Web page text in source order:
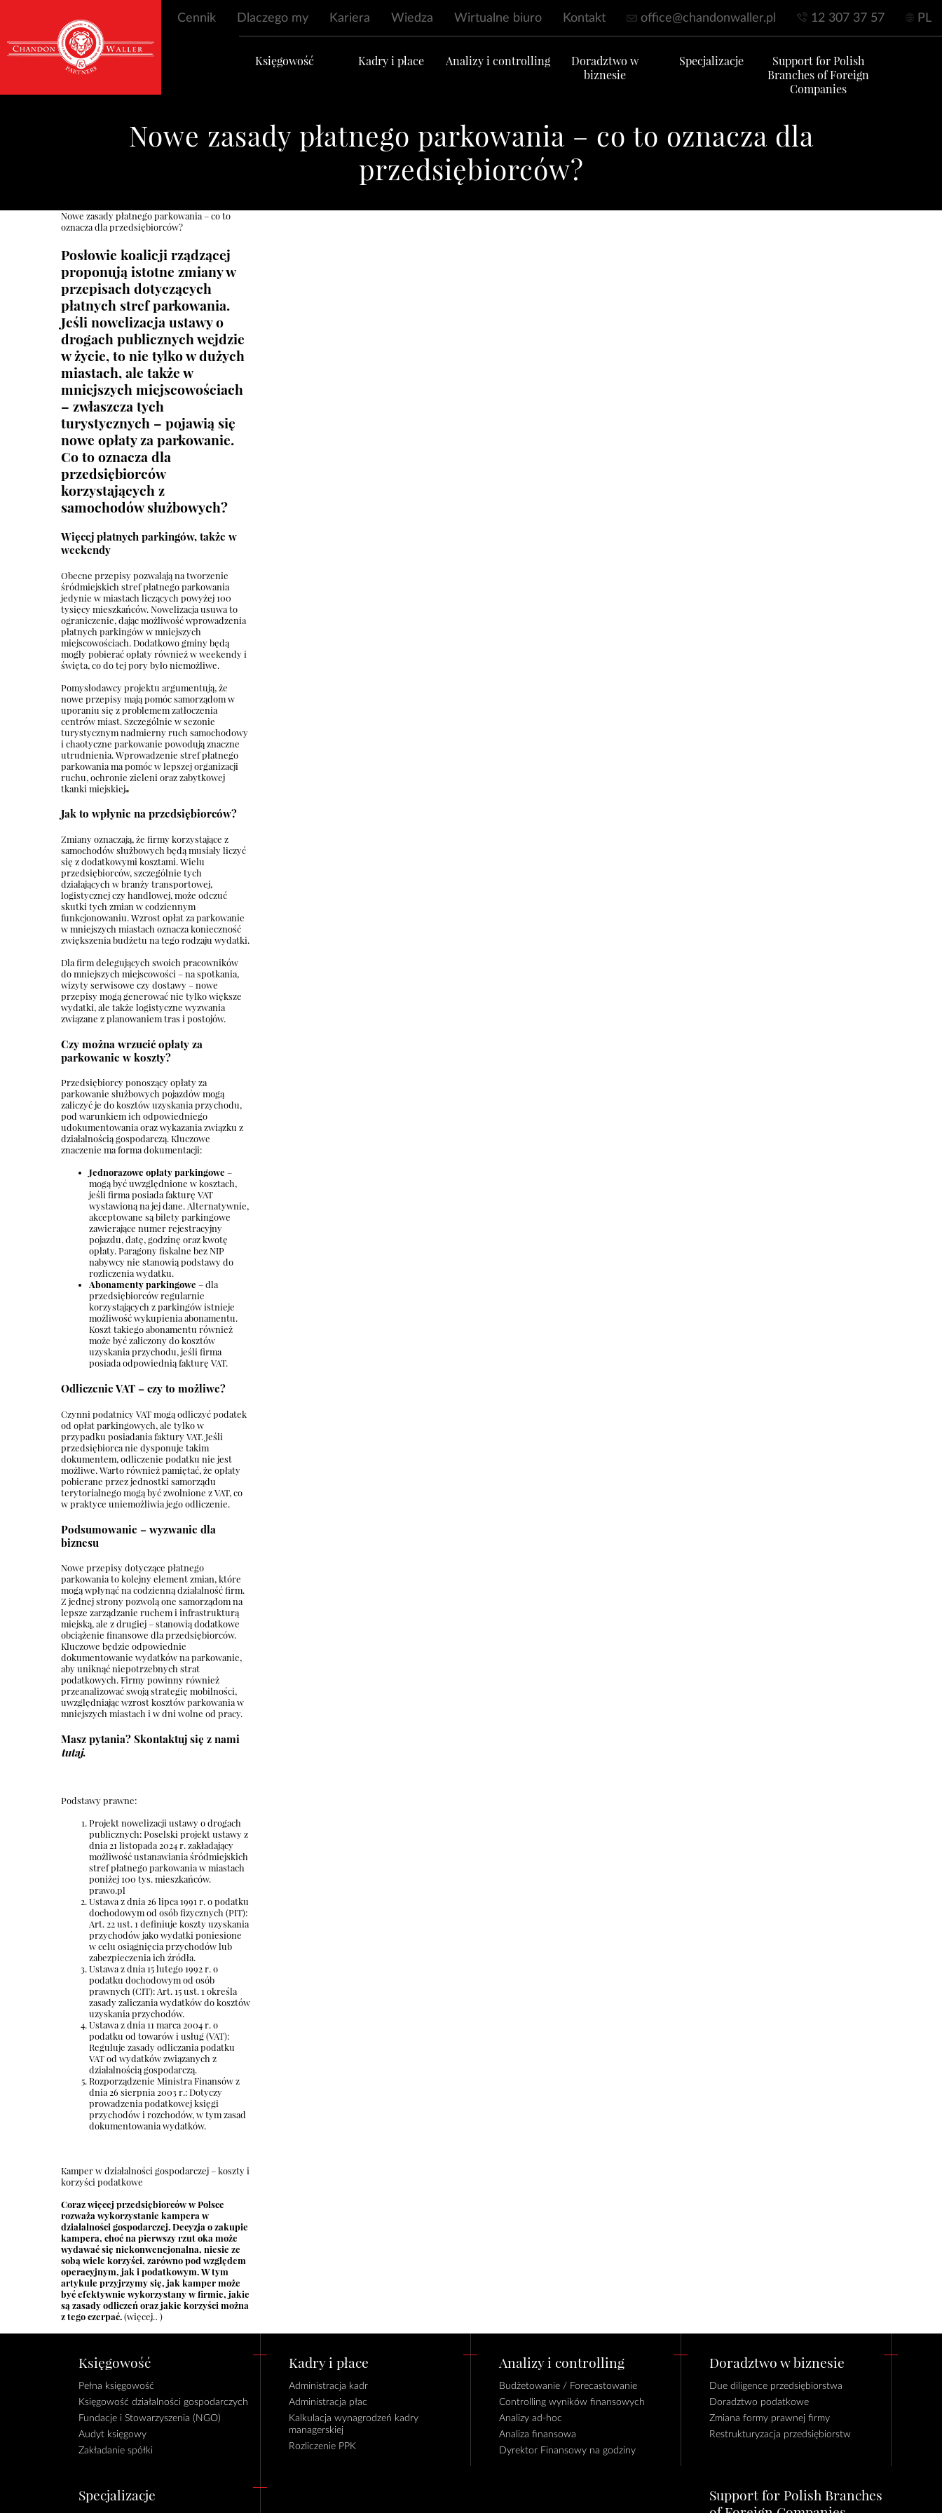
Cennik Dlaczego my Kariera Wiedza Wirtualne biuro Kontakt office@chandonwaller.pl 12 307 37 57 PL
Księgowość Kadry i płace Analizy i controlling
Doradztwo w
biznesie
Specjalizacje
Support for Polish
Branches of Foreign
Companies
Nowe zasady płatnego parkowania – co to oznacza dla
przedsiębiorców?
Nowe zasady płatnego parkowania – co to
oznacza dla przedsiębiorców?
Posłowie koalicji rządzącej
proponują istotne zmiany w
przepisach dotyczących
płatnych stref parkowania.
Jeśli nowelizacja ustawy o
drogach publicznych wejdzie
w życie, to nie tylko w dużych
miastach, ale także w
mniejszych miejscowościach
– zwłaszcza tych
turystycznych – pojawią się
nowe opłaty za parkowanie.
Co to oznacza dla
przedsiębiorców
korzystających z
samochodów służbowych?
Więcej płatnych parkingów, także w
weekendy
Obecne przepisy pozwalają na tworzenie
śródmiejskich stref płatnego parkowania
jedynie w miastach liczących powyżej 100
tysięcy mieszkańców. Nowelizacja usuwa to
ograniczenie, dając możliwość wprowadzenia
płatnych parkingów w mniejszych
miejscowościach. Dodatkowo gminy będą
mogły pobierać opłaty również w weekendy i
święta, co do tej pory było niemożliwe.
Pomysłodawcy projektu argumentują, że
nowe przepisy mają pomóc samorządom w
uporaniu się z problemem zatłoczenia
centrów miast. Szczególnie w sezonie
turystycznym nadmierny ruch samochodowy
i chaotyczne parkowanie powodują znaczne
utrudnienia. Wprowadzenie stref płatnego
parkowania ma pomóc w lepszej organizacji
ruchu, ochronie zieleni oraz zabytkowej
tkanki miejskiej
Jak to wpłynie na przedsiębiorców?
Zmiany oznaczają, że firmy korzystające z
samochodów służbowych będą musiały liczyć
się z dodatkowymi kosztami. Wielu
przedsiębiorców, szczególnie tych
działających w branży transportowej,
logistycznej czy handlowej, może odczuć
skutki tych zmian w codziennym
funkcjonowaniu. Wzrost opłat za parkowanie
w mniejszych miastach oznacza konieczność
zwiększenia budżetu na tego rodzaju wydatki.
Dla firm delegujących swoich pracowników
do mniejszych miejscowości – na spotkania,
wizyty serwisowe czy dostawy – nowe
przepisy mogą generować nie tylko większe
wydatki, ale także logistyczne wyzwania
związane z planowaniem tras i postojów.
Czy można wrzucić opłaty za
parkowanie w koszty?
Przedsiębiorcy ponoszący opłaty za
parkowanie służbowych pojazdów mogą
zaliczyć je do kosztów uzyskania przychodu,
pod warunkiem ich odpowiedniego
udokumentowania oraz wykazania związku z
działalnością gospodarczą. Kluczowe
znaczenie ma forma dokumentacji:
Jednorazowe opłaty parkingowe –
mogą być uwzględnione w kosztach,
jeśli firma posiada fakturę VAT
wystawioną na jej dane. Alternatywnie,
akceptowane są bilety parkingowe
zawierające numer rejestracyjny
pojazdu, datę, godzinę oraz kwotę
opłaty. Paragony fiskalne bez NIP
nabywcy nie stanowią podstawy do
rozliczenia wydatku.
Abonamenty parkingowe – dla
przedsiębiorców regularnie
korzystających z parkingów istnieje
możliwość wykupienia abonamentu.
Koszt takiego abonamentu również
może być zaliczony do kosztów
uzyskania przychodu, jeśli firma
posiada odpowiednią fakturę VAT.
Odliczenie VAT – czy to możliwe?
Czynni podatnicy VAT mogą odliczyć podatek
od opłat parkingowych, ale tylko w
przypadku posiadania faktury VAT. Jeśli
przedsiębiorca nie dysponuje takim
dokumentem, odliczenie podatku nie jest
możliwe. Warto również pamiętać, że opłaty
pobierane przez jednostki samorządu
terytorialnego mogą być zwolnione z VAT, co
w praktyce uniemożliwia jego odliczenie.
Podsumowanie – wyzwanie dla
biznesu
Nowe przepisy dotyczące płatnego
parkowania to kolejny element zmian, które
mogą wpłynąć na codzienną działalność firm.
Z jednej strony pozwolą one samorządom na
lepsze zarządzanie ruchem i infrastrukturą
miejską, ale z drugiej – stanowią dodatkowe
obciążenie finansowe dla przedsiębiorców.
Kluczowe będzie odpowiednie
dokumentowanie wydatków na parkowanie,
aby uniknąć niepotrzebnych strat
podatkowych. Firmy powinny również
przeanalizować swoją strategię mobilności,
uwzględniając wzrost kosztów parkowania w
mniejszych miastach i w dni wolne od pracy.
Masz pytania? Skontaktuj się z nami
tutaj.
Podstawy prawne:
Projekt nowelizacji ustawy o drogach
publicznych: Poselski projekt ustawy z
dnia 21 listopada 2024 r. zakładający
możliwość ustanawiania śródmiejskich
stref płatnego parkowania w miastach
poniżej 100 tys. mieszkańców.
prawo.pl
Ustawa z dnia 26 lipca 1991 r. o podatku
dochodowym od osób fizycznych (PIT):
Art. 22 ust. 1 definiuje koszty uzyskania
przychodów jako wydatki poniesione
w celu osiągnięcia przychodów lub
zabezpieczenia ich źródła.
Ustawa z dnia 15 lutego 1992 r. o
podatku dochodowym od osób
prawnych (CIT): Art. 15 ust. 1 określa
zasady zaliczania wydatków do kosztów
uzyskania przychodów.
Ustawa z dnia 11 marca 2004 r. o
podatku od towarów i usług (VAT):
Reguluje zasady odliczania podatku
VAT od wydatków związanych z
działalnością gospodarczą.
Rozporządzenie Ministra Finansów z
dnia 26 sierpnia 2003 r.: Dotyczy
prowadzenia podatkowej księgi
przychodów i rozchodów, w tym zasad
dokumentowania wydatków.
Kamper w działalności gospodarczej – koszty i
korzyści podatkowe
Coraz więcej przedsiębiorców w Polsce
rozważa wykorzystanie kampera w
działalności gospodarczej. Decyzja o zakupie
kampera, choć na pierwszy rzut oka może
wydawać się niekonwencjonalna, niesie ze
sobą wiele korzyści, zarówno pod względem
operacyjnym, jak i podatkowym. W tym
artykule przyjrzymy się, jak kamper może
być efektywnie wykorzystany w firmie, jakie
są zasady odliczeń oraz jakie korzyści można
z tego czerpać.(więcej…)
Księgowość
Pełna księgowość
Księgowość działalności gospodarczych
Fundacje i Stowarzyszenia (NGO)
Audyt księgowy
Zakładanie spółki
Kadry i płace
Administracja kadr
Administracja płac
Kalkulacja wynagrodzeń kadry
managerskiej
Rozliczenie PPK
Analizy i controlling
Budżetowanie / Forecastowanie
Controlling wyników finansowych
Analizy ad-hoc
Analiza finansowa
Dyrektor Finansowy na godziny
Doradztwo w biznesie
Due diligence przedsiębiorstwa
Doradztwo podatkowe
Zmiana formy prawnej firmy
Restrukturyzacja przedsiębiorstw
Specjalizacje
Support for Polish Branches